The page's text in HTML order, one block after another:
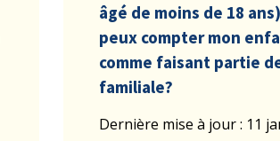
âgé de moins de 18
peux compter mon
comme faisant partie
familiale?
Dernière mise à jour : 11